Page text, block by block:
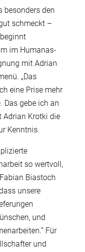
besonders den
schmeckt –
im Humanas-
mit Adrian
„Das
eine Prise mehr
Das gebe ich an
Adrian Krotki die
Kenntnis.
so wertvoll,
Biastoch
unsere
und
Für
und